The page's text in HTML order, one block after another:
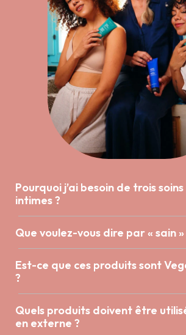
Pourquoi j’ai besoin de trois soins
intimes ?
Que voulez-vous dire par « sain »
Est-ce que ces produits sont
?
Quels produits doivent être
en externe ?